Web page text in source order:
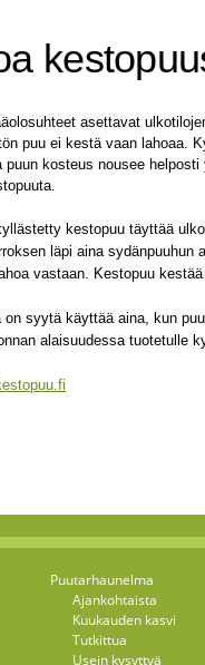
asettavat
puu ei kestä vaan lahoaa.
puun kosteus nousee
kestopuu täyttää
läpi aina
vastaan. Kestopuu
on syytä käyttää aina, kun
alaisuudessa tuotetulle
Puutarhaunelma
Ajankohtaista
Kuukauden kasvi
Tutkittua
Usein kysyttyä